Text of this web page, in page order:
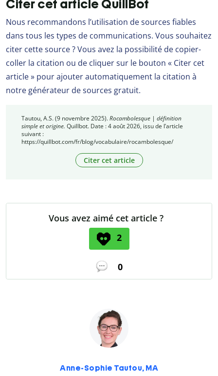
Citer cet article QuillBot
Nous recommandons l’utilisation de sources fiables
dans tous les types de communications. Vous souhaitez
citer cette source ? Vous avez la possibilité de copier-
coller la citation ou de cliquer sur le bouton « Citer cet
article » pour ajouter automatiquement la citation à
notre générateur de sources gratuit.
Tautou, A.S. (9 novembre 2025).Rocambolesque | définition
simple et origine. Quillbot. Date : 4 août 2026, issu de l’article
suivant :
https://quillbot.com/fr/blog/vocabulaire/rocambolesque/
Citer cet article
Vous avez aimé cet article ?
2
0
Anne-Sophie Tautou, MA